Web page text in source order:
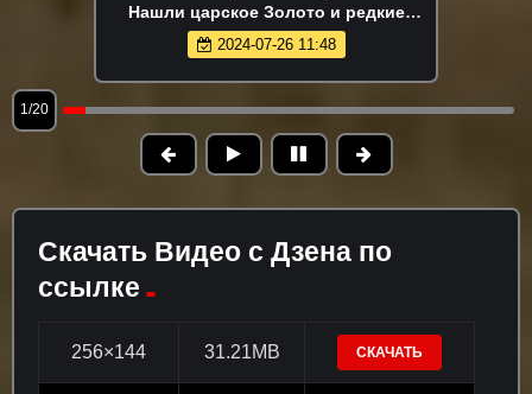
Нашли царское Золото и редкие
монеты на туре от Серого Копателя!
2024-07-26 11:48
1/20
Скачать Видео с Дзена по
ссылке
256×144 31.21MB СКАЧАТЬ